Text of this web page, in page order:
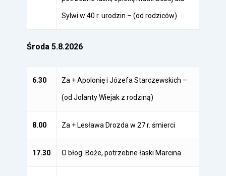
Sylwi w 40 r. urodzin – (od rodziców)
Środa 5.8.2026
6.30 Za + Apolonię i Józefa Starczewskich –
(od Jolanty Wiejak z rodziną)
8.00 Za + Lesława Drozda w 27 r. śmierci
17.30 O błog. Boże, potrzebne łaski Marcina